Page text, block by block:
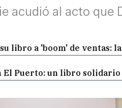
acudió al acto
libro a 'boom' de
Puerto: un libro